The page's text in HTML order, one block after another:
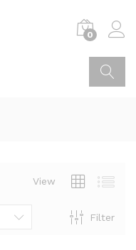
0
View
Filter